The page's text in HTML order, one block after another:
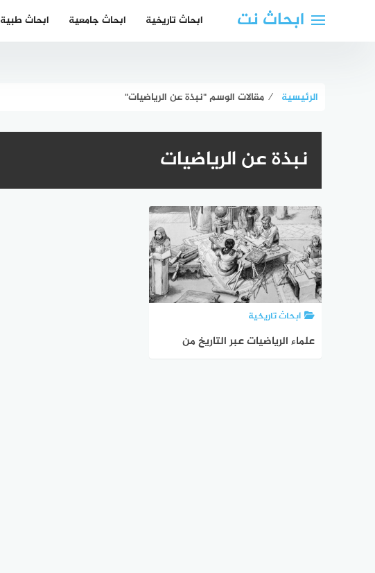
ابحاث نت ابحاث تاريخية ابحاث جامعية ابحاث طبية
الرئيسية ⁄ مقالات الوسم "نبذة عن الرياضيات"
نبذة عن الرياضيات
ابحاث تاريخية
علماء الرياضيات عبر التاريخ من